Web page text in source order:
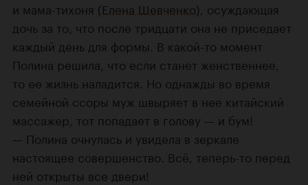
и мама-тихоня (Елена Шевченко), осуждающая
дочь за то, что после тридцати она не приседает
каждый день для формы. В какой-то момент
Полина решила, что если станет женственнее,
то ее жизнь наладится. Но однажды во время
семейной ссоры муж швыряет в нее китайский
массажер, тот попадает в голову — и бум!
— Полина очнулась и увидела в зеркале
настоящее совершенство. Всё, теперь-то перед
ней открыты все двери!